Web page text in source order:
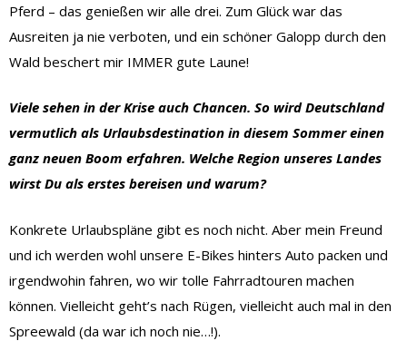
Pferd – das genießen wir alle drei. Zum Glück war das
Ausreiten ja nie verboten, und ein schöner Galopp durch den
Wald beschert mir IMMER gute Laune!
Viele sehen in der Krise auch Chancen. So wird Deutschland
vermutlich als Urlaubsdestination in diesem Sommer einen
ganz neuen Boom erfahren. Welche Region unseres Landes
wirst Du als erstes bereisen und warum?
Konkrete Urlaubspläne gibt es noch nicht. Aber mein Freund
und ich werden wohl unsere E-Bikes hinters Auto packen und
irgendwohin fahren, wo wir tolle Fahrradtouren machen
können. Vielleicht geht’s nach Rügen, vielleicht auch mal in den
Spreewald (da war ich noch nie…!).